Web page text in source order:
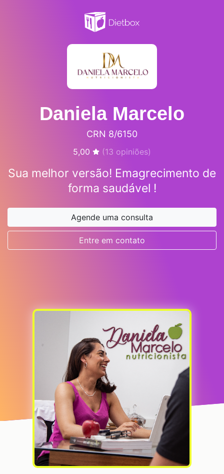
Daniela Marcelo
CRN 8/6150
5,00 (13 opiniões)
Sua melhor versão! Emagrecimento de
forma saudável !
Agende uma consulta
Entre em contato